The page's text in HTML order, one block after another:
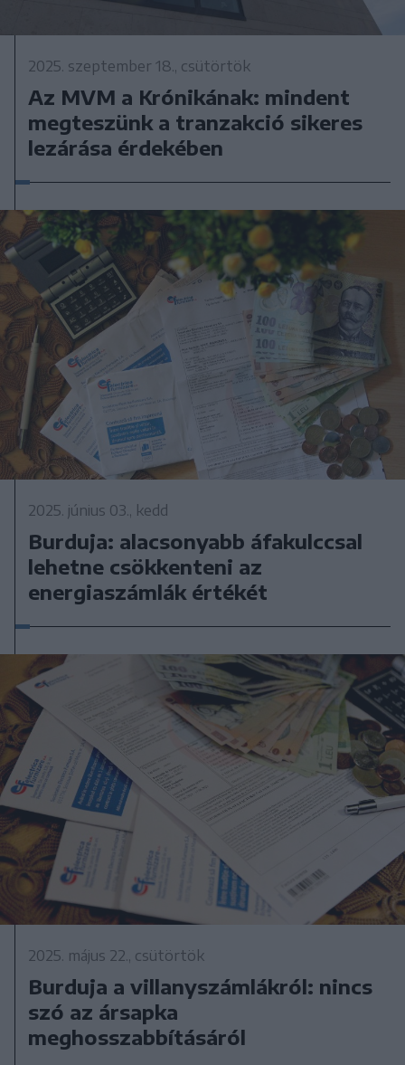
2025. szeptember 18., csütörtök
Az MVM a Krónikának: mindent
megteszünk a tranzakció sikeres
lezárása érdekében
2025. június 03., kedd
Burduja: alacsonyabb áfakulccsal
lehetne csökkenteni az
energiaszámlák értékét
2025. május 22., csütörtök
Burduja a villanyszámlákról: nincs
szó az ársapka
meghosszabbításáról